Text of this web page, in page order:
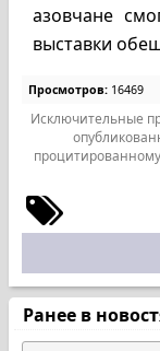
азовчане
выставки
Просмотров: 16469
Исключительные
Ранее в